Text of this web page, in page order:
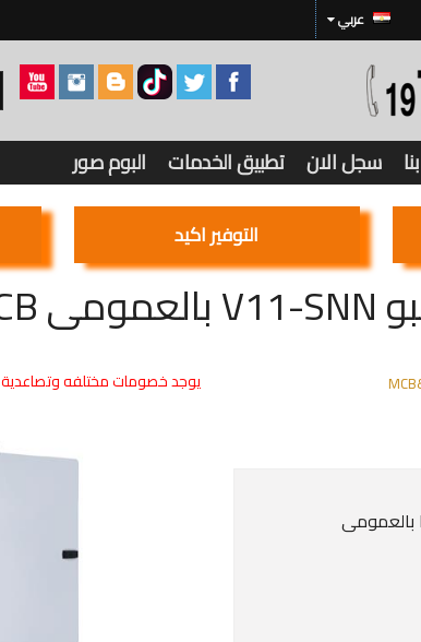
عربي
سجل الان تطبيق الخدمات البوم صور
التوفير اكيد
يوجد خصومات مختلفه وتصاعدية